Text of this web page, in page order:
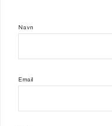
Navn
Email